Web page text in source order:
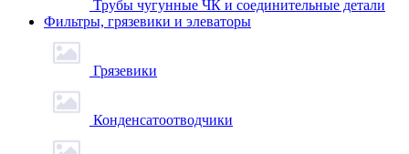
Трубы чугунные ЧК и соединительные детали
Фильтры, грязевики и элеваторы
Грязевики
Конденсатоотводчики